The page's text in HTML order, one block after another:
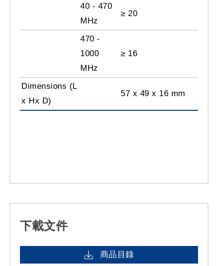
40 - 470
MHz
≥ 20
470 -
1000
MHz
≥ 16
Dimensions (L
x Hx D)
57 x 49 x 16 mm
下載文件
商品目錄